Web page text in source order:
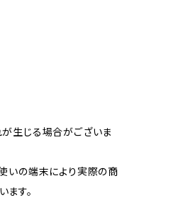
生じる場合がございま
いの端末により実際の商
す。